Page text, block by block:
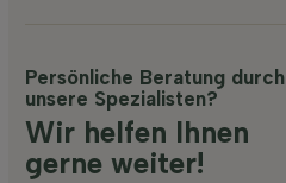
Persönliche Beratung durch
unsere Spezialisten?
Wir helfen Ihnen
gerne weiter!